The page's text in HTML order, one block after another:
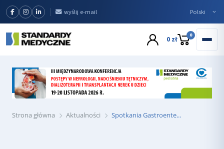
wyślij e-mail
0 zł 0
Strona główna Aktualności Spotkania Gastroente...